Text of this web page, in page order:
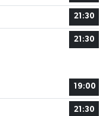
21:30
21:30
19:00
21:30